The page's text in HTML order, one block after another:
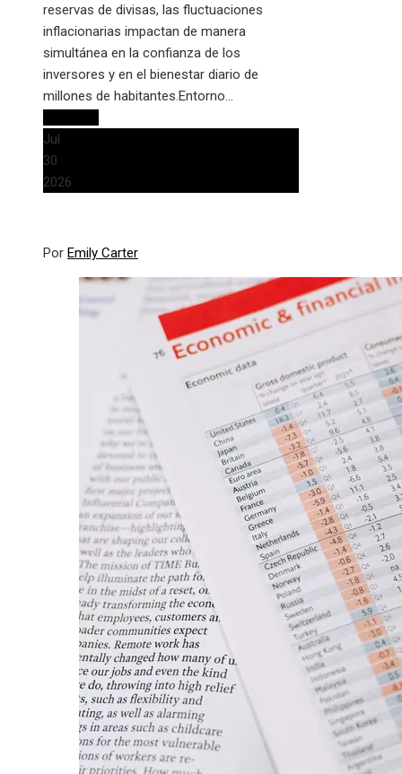
reservas de divisas, las fluctuaciones
inflacionarias impactan de manera
simultánea en la confianza de los
inversores y en el bienestar diario de
millones de habitantes.Entorno…
Jul
30
2026
Por Emily Carter